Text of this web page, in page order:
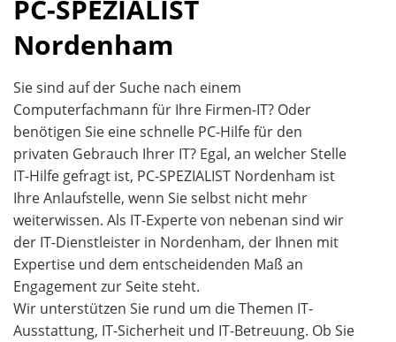
PC-SPEZIALIST
Nordenham
Sie sind auf der Suche nach einem
Computerfachmann für Ihre Firmen-IT? Oder
benötigen Sie eine schnelle PC-Hilfe für den
privaten Gebrauch Ihrer IT? Egal, an welcher Stelle
IT-Hilfe gefragt ist, PC-SPEZIALIST Nordenham ist
Ihre Anlaufstelle, wenn Sie selbst nicht mehr
weiterwissen. Als IT-Experte von nebenan sind wir
der IT-Dienstleister in Nordenham, der Ihnen mit
Expertise und dem entscheidenden Maß an
Engagement zur Seite steht.
Wir unterstützen Sie rund um die Themen IT-
Ausstattung, IT-Sicherheit und IT-Betreuung. Ob Sie